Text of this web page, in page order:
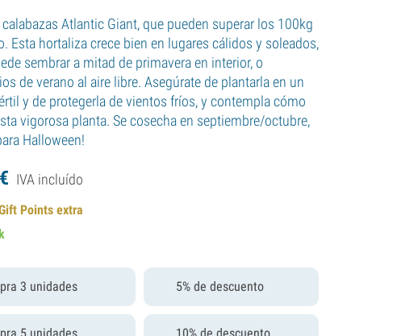
Atlantic Giant, que pueden superar los 100kg
Esta hortaliza crece bien en lugares cálidos y soleados,
sembrar a mitad de primavera en interior, o
de verano al aire libre. Asegúrate de plantarla en un
y de protegerla de vientos fríos, y contempla cómo
vigorosa planta. Se cosecha en septiembre/octubre,
Halloween!
€ IVA incluído
Points extra
3 unidades 5% de descuento
5 unidades 10% de descuento